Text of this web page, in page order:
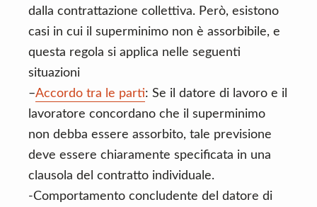
dalla contrattazione collettiva. Però, esistono
casi in cui il superminimo non è assorbibile, e
questa regola si applica nelle seguenti
situazioni
–Accordo tra le parti: Se il datore di lavoro e il
lavoratore concordano che il superminimo
non debba essere assorbito, tale previsione
deve essere chiaramente specificata in una
clausola del contratto individuale.
-Comportamento concludente del datore di